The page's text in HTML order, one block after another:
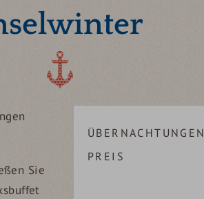
Sie
ÜBERNACHTUNGEN
PREIS